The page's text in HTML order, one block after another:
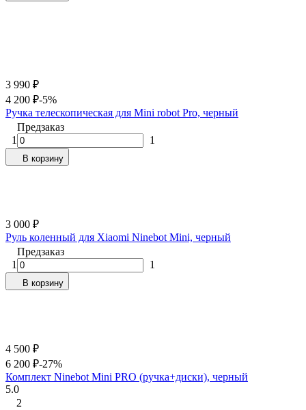
3 990 ₽
4 200 ₽-5%
Ручка телескопическая для Mini robot Pro, черный
Предзаказ
1
1
В корзину
3 000 ₽
Руль коленный для Xiaomi Ninebot Mini, черный
Предзаказ
1
1
В корзину
4 500 ₽
6 200 ₽-27%
Комплект Ninebot Mini PRO (ручка+диски), черный
5.0
2